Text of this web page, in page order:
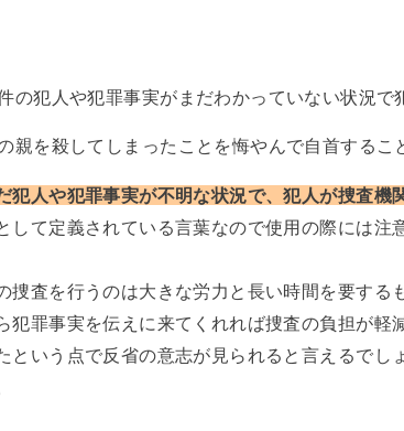
の犯人や犯罪事実がまだわかっていない状況で
親を殺してしまったことを悔やんで自首するこ
犯人や犯罪事実が不明な状況で、犯人が捜査機
して定義されている言葉なので使用の際には注
捜査を行うのは大きな労力と長い時間を要する
犯罪事実を伝えに来てくれれば捜査の負担が軽
という点で反省の意志が見られると言えるでし